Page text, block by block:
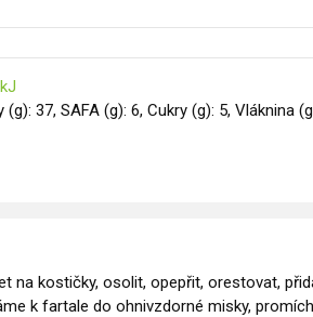
37, SAFA (g): 6, Cukry (g): 5, Vláknina
na kostičky, osolit, opepřit, orestovat,
k fartale do ohnivzdorné misky,